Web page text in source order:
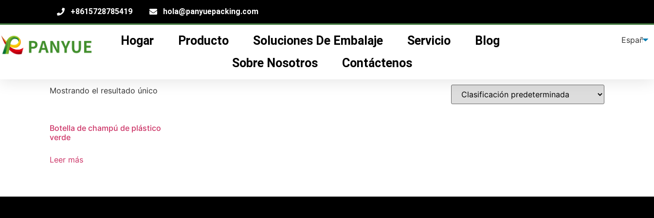
+8615728785419 hola@panyuepacking.com
Hogar Producto Soluciones De Embalaje Servicio
Blog
Sobre Nosotros
Contáctenos
Hogar/producto / Productos etiquetados “proveedor de cabezal de bomba de loción”
proveedor de cabezal de bomba de loción
Mostrando el resultado único
Botella de champú de plástico
verde
Leer más